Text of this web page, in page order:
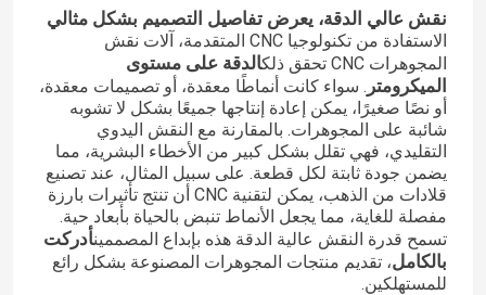
نقش عالي الدقة، يعرض تفاصيل التصميم بشكل مثالي
الاستفادة من تكنولوجيا CNC المتقدمة، آلات نقش
المجوهرات CNC تحقق ذلك
الدقة على مستوى
الميكرومتر . سواء كانت أنماطًا معقدة، أو تصميمات معقدة،
أو نصًا صغيرًا، يمكن إعادة إنتاجها جميعًا بشكل لا تشوبه
شائبة على المجوهرات. بالمقارنة مع النقش اليدوي
التقليدي، فهي تقلل بشكل كبير من الأخطاء البشرية، مما
يضمن جودة ثابتة لكل قطعة. على سبيل المثال، عند تصنيع
قلادات من الذهب، يمكن لتقنية CNC أن تنتج تأثيرات بارزة
مفصلة للغاية، مما يجعل الأنماط تنبض بالحياة بأبعاد حية.
تسمح قدرة النقش عالية الدقة هذه بإبداع المصممينأدركت
بالكامل، تقديم منتجات المجوهرات المصنوعة بشكل رائع
للمستهلكين.